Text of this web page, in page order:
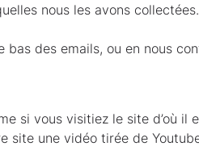
nous les avons
des emails, ou en nous
si vous visitiez le site d’où il
site une vidéo tirée de